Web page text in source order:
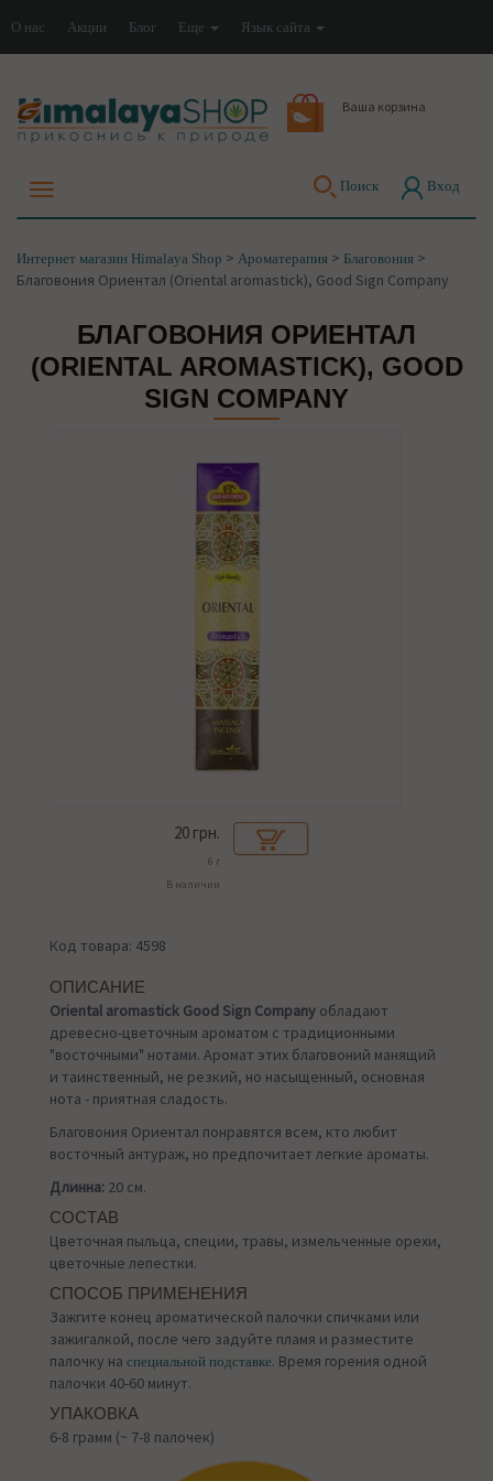
О нас Акции Блог Еще Язык сайта
Ваша корзина
Поиск Вход
Интернет магазин Himalaya Shop > Ароматерапия > Благовония >
Благовония Ориентал (Oriental aromastick), Good Sign Company
БЛАГОВОНИЯ ОРИЕНТАЛ
(ORIENTAL AROMASTICK), GOOD
SIGN COMPANY
20 грн.
6 г
В наличии
Код товара: 4598
ОПИСАНИЕ
Oriental aromastick Good Sign Company обладают
древесно-цветочным ароматом с традиционными
"восточными" нотами. Аромат этих благовоний манящий
и таинственный, не резкий, но насыщенный, основная
нота - приятная сладость.
Благовония Ориентал понравятся всем, кто любит
восточный антураж, но предпочитает легкие ароматы.
Длинна: 20 см.
СОСТАВ
Цветочная пыльца, специи, травы, измельченные орехи,
цветочные лепестки.
СПОСОБ ПРИМЕНЕНИЯ
Зажгите конец ароматической палочки спичками или
зажигалкой, после чего задуйте пламя и разместите
палочку на специальной подставке. Время горения одной
палочки 40-60 минут.
УПАКОВКА
6-8 грамм (~ 7-8 палочек)